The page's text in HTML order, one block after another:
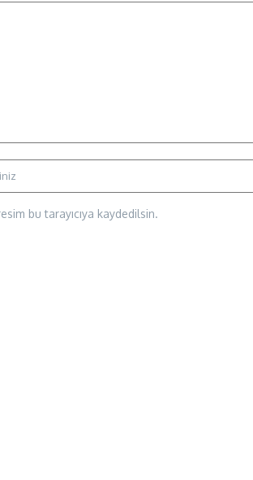
bu tarayıcıya kaydedilsin.